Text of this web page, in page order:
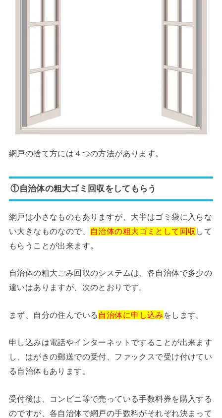
網戸の捨て方には４つの方法があります。
①自治体の粗大ゴミ回収をしてもらう
網戸は小さなものもありますが、大半はゴミ袋に入らな
い大きなものなので、
自治体の粗大ゴミとして回収 して
もらうことが出来ます。
自治体の粗大ごみ回収のシステムは、各自治体で多少の
違いはありますが、次のとおりです。
まず、自分の住んでいる 自治体に申し込み をします。
申し込みは電話やインターネットですることが出来ます
し、はがきの郵送での受付、ファックスで受け付けてい
る自治体もあります。
受付後は、コンビニ等で売っている手数料券を購入する
のですが、各自治体で網戸の手数料がそれぞれ決まって